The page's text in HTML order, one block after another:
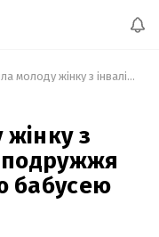
Росія вбила молоду жінку з інвалідністю, літнє подружжя разом із 100-річною бабусею евакуювали
жінку з
подружжя
бабусею